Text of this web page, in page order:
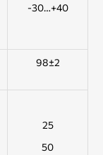
-30…+40
98±2
25
50